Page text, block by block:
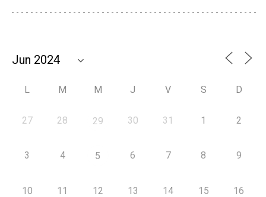
L M M J V S D
27 28 29 30 31 1 2
3 4 5 6 7 8 9
10 11 12 13 14 15 16